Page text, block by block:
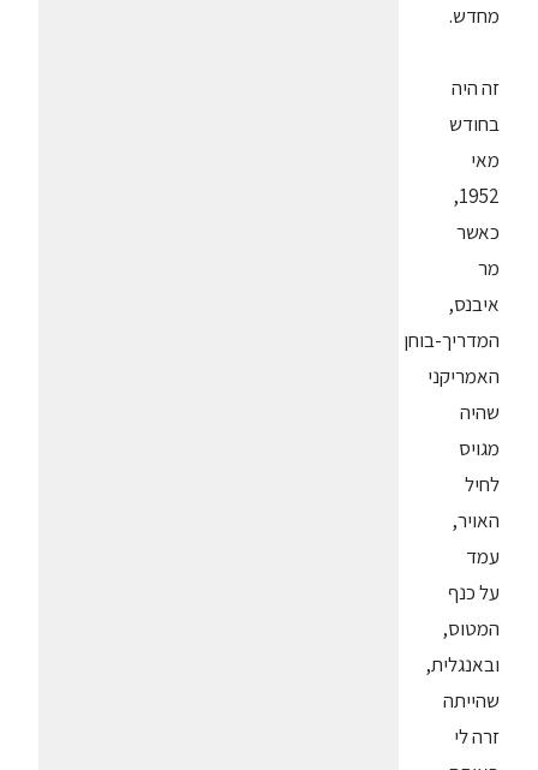
מחדש.
זה היה
בחודש
מאי
1952,
כאשר
מר
איבנס,
המדריך-בוחן
האמריקני
שהיה
מגויס
לחיל
האויר,
עמד
על כנף
המטוס,
ובאנגלית,
שהייתה
זרה לי